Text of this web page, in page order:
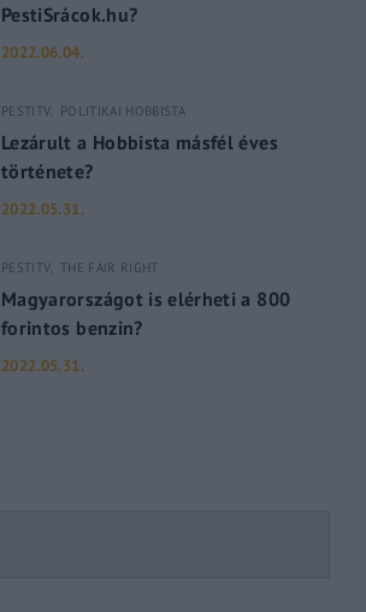
PestiSrácok.hu?
2022.06.04.
PESTITV POLITIKAI HOBBISTA
Lezárult a Hobbista másfél éves
története?
2022.05.31.
PESTITV THE FAIR RIGHT
Magyarországot is elérheti a 800
forintos benzin?
2022.05.31.